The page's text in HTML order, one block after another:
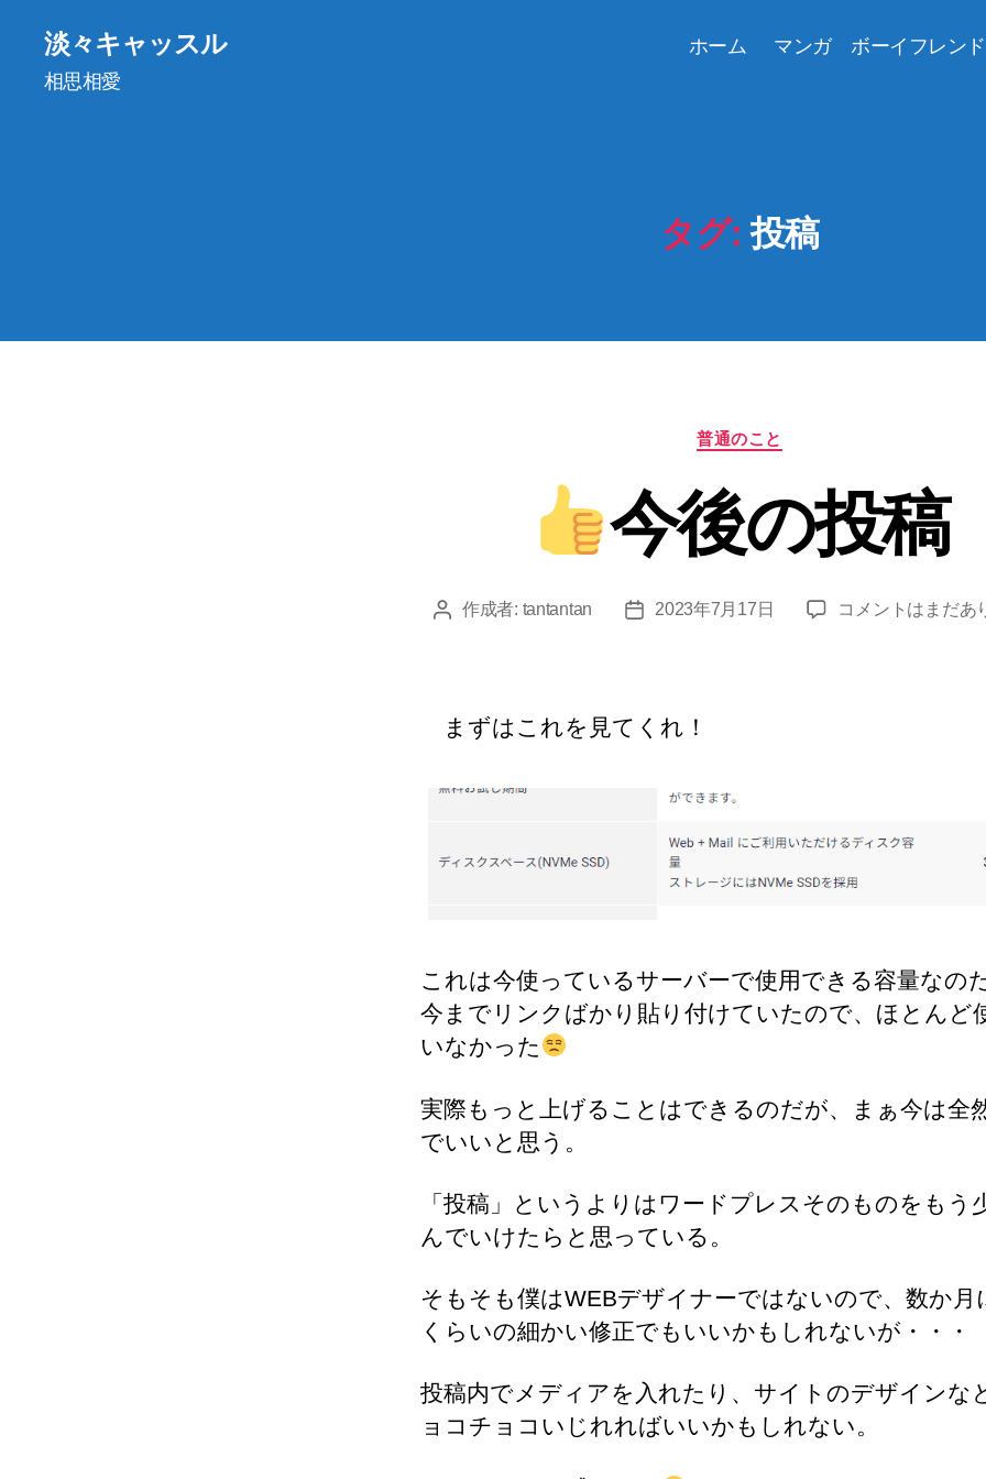
淡々キャッスル
相思相愛
ホーム マンガ ボーイフレンド
タグ: 投稿
カ
テ
リ
ー
普通のこと
今後の投稿
投 作成者: tantantan
投
2023年7月17日
コメントはまだあ
まずはこれを見てくれ！
これは今使っているサーバーで使用できる容量なのだ
今までリンクばかり貼り付けていたので、ほとんど
いなかった
実際もっと上げることはできるのだが、まぁ今は全
でいいと思う。
「投稿」というよりはワードプレスそのものをもう
んでいけたらと思っている。
そもそも僕はWEBデザイナーではないので、数か月
くらいの細かい修正でもいいかもしれないが・・・
投稿内でメディアを入れたり、サイトのデザインな
ョコチョコいじれればいいかもしれない。